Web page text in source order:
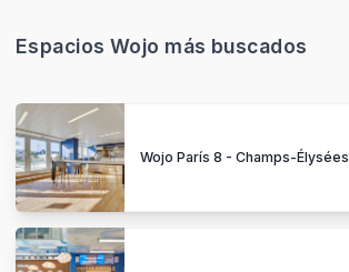
Espacios Wojo más buscados
Wojo París 8 - Champs-Élysées